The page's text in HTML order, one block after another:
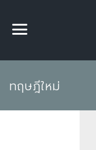
ทฤษฎีใหม่